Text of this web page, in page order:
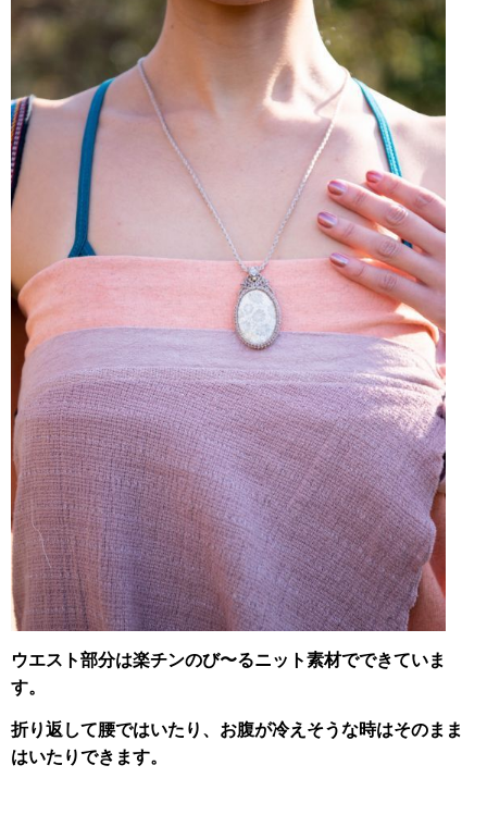
ウエスト部分は楽チンのび〜るニット素材でできていま
す。
折り返して腰ではいたり、お腹が冷えそうな時はそのまま
はいたりできます。